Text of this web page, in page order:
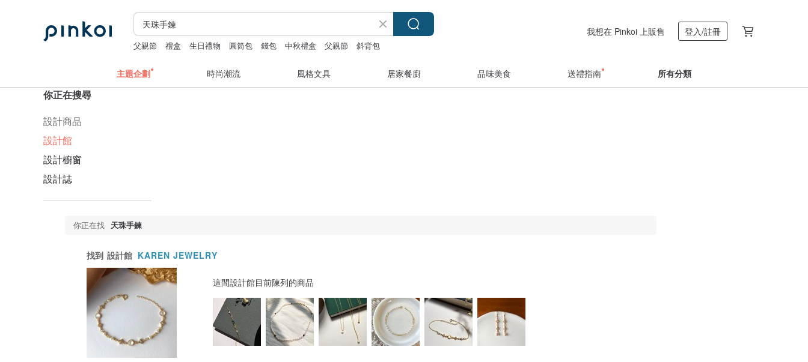
父親節 禮盒 生日禮物 圓筒包 錢包 中秋禮盒 父親節 斜背包
我想在 Pinkoi 上販售 登入/註冊
主題企劃 時尚潮流 風格文具 居家餐廚 品味美食 送禮指南 所有分類
你正在搜尋
設計商品
設計館
設計櫥窗
設計誌
你正在找 天珠手鍊
找到 設計館 KAREN JEWELRY
這間設計館目前陳列的商品